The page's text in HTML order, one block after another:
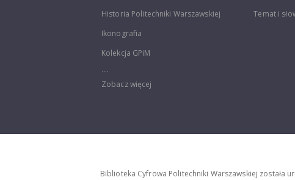
Historia Politechniki Warszawskiej
Ikonografia
Kolekcja GPiM
...
Zobacz więcej
Temat i
Biblioteka Cyfrowa Politechniki Warszawskiej została